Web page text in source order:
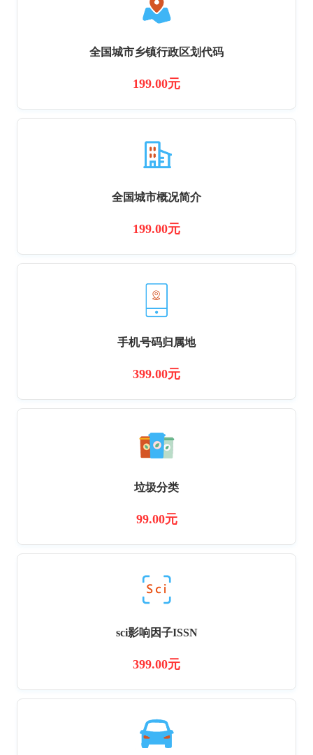
全国城市乡镇行政区划代码
199.00元
全国城市概况简介
199.00元
手机号码归属地
399.00元
垃圾分类
99.00元
sci影响因子ISSN
399.00元